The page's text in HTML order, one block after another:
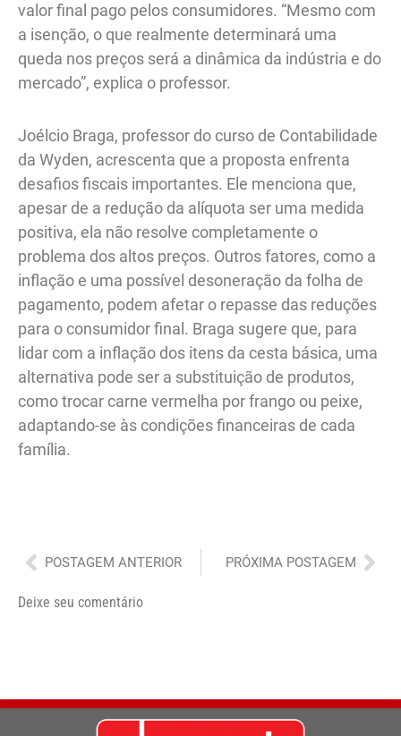
valor final pago pelos consumidores. “Mesmo com
a isenção, o que realmente determinará uma
queda nos preços será a dinâmica da indústria e do
mercado”, explica o professor.
Joélcio Braga, professor do curso de Contabilidade
da Wyden, acrescenta que a proposta enfrenta
desafios fiscais importantes. Ele menciona que,
apesar de a redução da alíquota ser uma medida
positiva, ela não resolve completamente o
problema dos altos preços. Outros fatores, como a
inflação e uma possível desoneração da folha de
pagamento, podem afetar o repasse das reduções
para o consumidor final. Braga sugere que, para
lidar com a inflação dos itens da cesta básica, uma
alternativa pode ser a substituição de produtos,
como trocar carne vermelha por frango ou peixe,
adaptando-se às condições financeiras de cada
família.
Anterior
POSTAGEM ANTERIOR PRÓXIMA POSTAGEM
Deixe seu comentário